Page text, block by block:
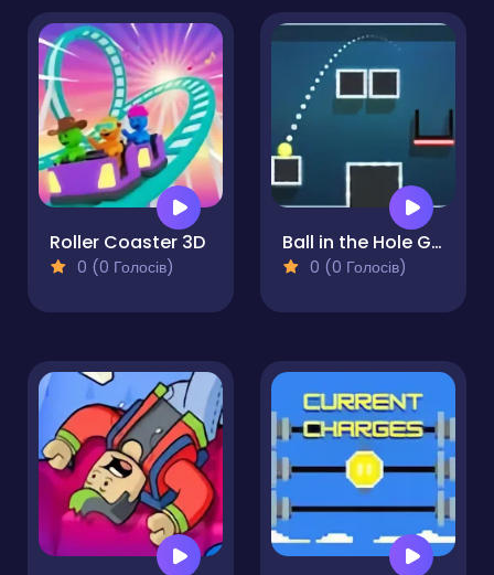
Roller Coaster 3D
0 (0 Голосів)
Ball in the Hole Game
0 (0 Голосів)